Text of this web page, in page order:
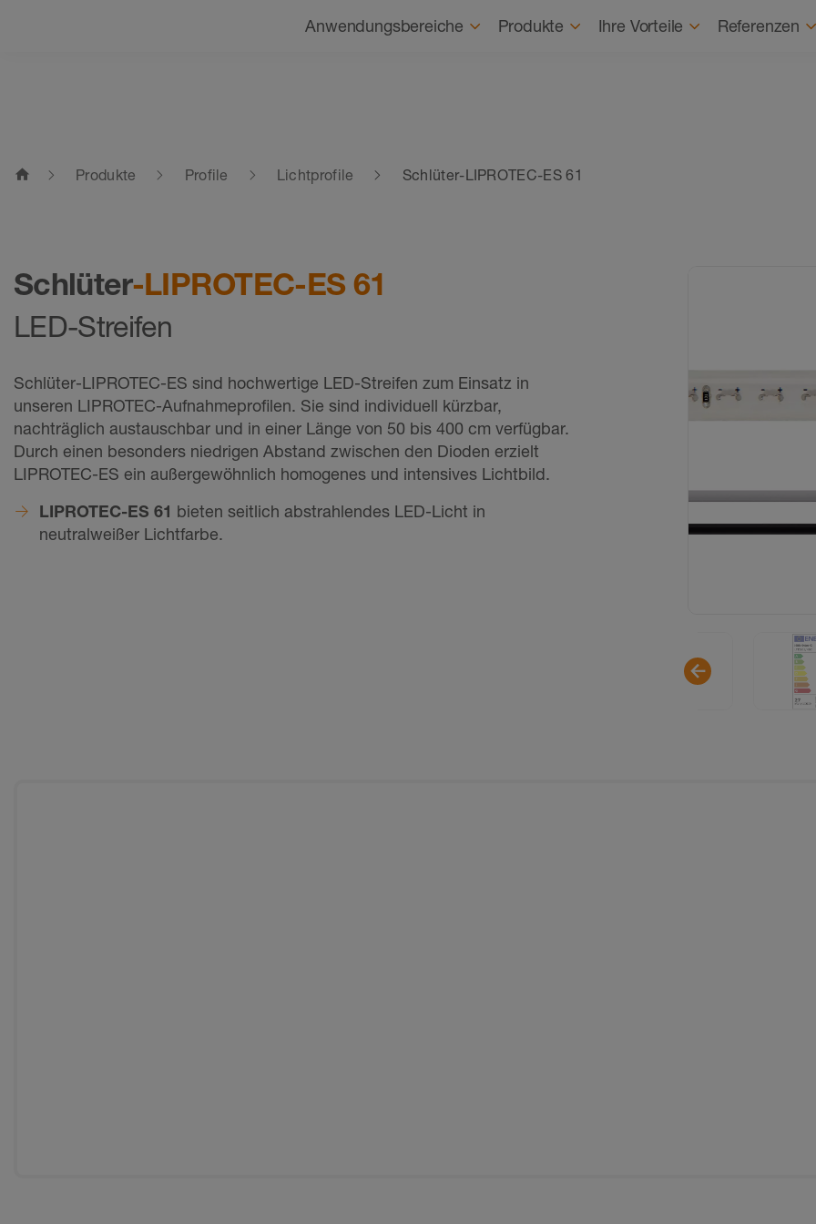
Beratung finden Karriere Karrierestart Über uns
Anwendungsbereiche Produkte Ihre Vorteile Referenzen
home Produkte Profile Lichtprofile Schlüter-LIPROTEC-ES 61
Schlüter-LIPROTEC-ES 61
LED-Streifen
Schlüter-LIPROTEC-ES sind hochwertige LED-Streifen zum Einsatz in
unseren LIPROTEC-Aufnahmeprofilen. Sie sind individuell kürzbar,
nachträglich austauschbar und in einer Länge von 50 bis 400 cm verfügbar.
Durch einen besonders niedrigen Abstand zwischen den Dioden erzielt
LIPROTEC-ES ein außergewöhnlich homogenes und intensives Lichtbild.
LIPROTEC-ES 61 bieten seitlich abstrahlendes LED-Licht in
neutralweißer Lichtfarbe.